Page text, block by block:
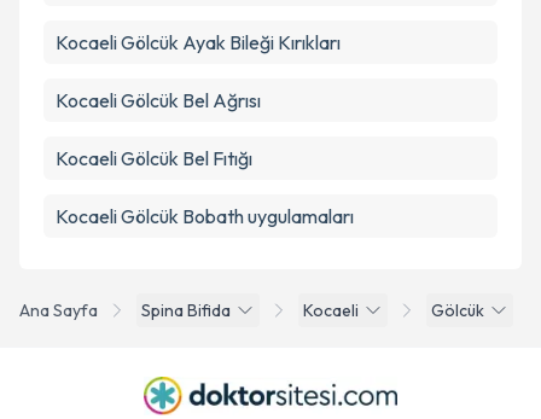
Ana Sayfa Spina Bifida Kocaeli Gölcük
Kocaeli Gölcük Ayak Bileği Kırıkları
Kocaeli Gölcük Bel Ağrısı
Kocaeli Gölcük Bel Fıtığı
Kocaeli Gölcük Bobath uygulamaları